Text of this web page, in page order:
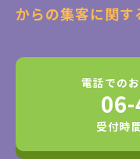
からの集客に関す
電話での
受付時